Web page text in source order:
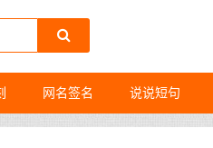
网名签名 说说短句